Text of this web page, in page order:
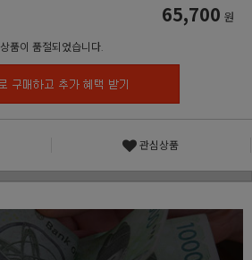
65,700 원
상품이 품절되었습니다.
관심상품